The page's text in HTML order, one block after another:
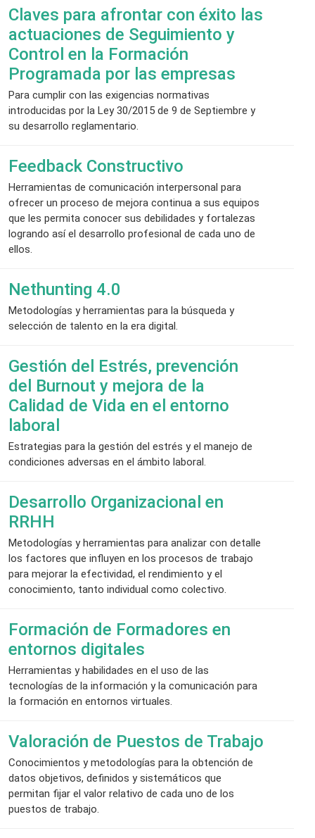
Claves para afrontar con éxito las
actuaciones de Seguimiento y
Control en la Formación
Programada por las empresas
Para cumplir con las exigencias normativas
introducidas por la Ley 30/2015 de 9 de Septiembre y
su desarrollo reglamentario.
Feedback Constructivo
Herramientas de comunicación interpersonal para
ofrecer un proceso de mejora continua a sus equipos
que les permita conocer sus debilidades y fortalezas
logrando así el desarrollo profesional de cada uno de
ellos.
Nethunting 4.0
Metodologías y herramientas para la búsqueda y
selección de talento en la era digital.
Gestión del Estrés, prevención
del Burnout y mejora de la
Calidad de Vida en el entorno
laboral
Estrategias para la gestión del estrés y el manejo de
condiciones adversas en el ámbito laboral.
Desarrollo Organizacional en
RRHH
Metodologías y herramientas para analizar con detalle
los factores que influyen en los procesos de trabajo
para mejorar la efectividad, el rendimiento y el
conocimiento, tanto individual como colectivo.
Formación de Formadores en
entornos digitales
Herramientas y habilidades en el uso de las
tecnologías de la información y la comunicación para
la formación en entornos virtuales.
Valoración de Puestos de Trabajo
Conocimientos y metodologías para la obtención de
datos objetivos, definidos y sistemáticos que
permitan fijar el valor relativo de cada uno de los
puestos de trabajo.